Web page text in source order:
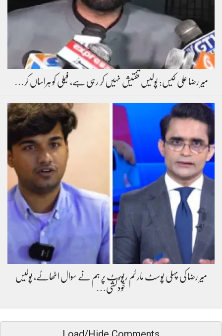
میر رضا علی کیس: پولیس تفتیش نہیں کر رہی ہے، فیملی کو ہراساں کر…
میر رضا کی پہلی پوسٹ مارٹم رپورٹ پر ہم نے سوال اٹھائے، پولیس
خودکشی…